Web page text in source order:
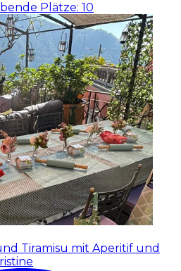
Plätze: 10
Tiramisu mit Aperitif und